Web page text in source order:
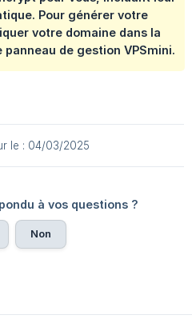
Pour générer votre
votre domaine dans la
de gestion VPSmini.
le : 04/03/2025
à vos questions ?
Non